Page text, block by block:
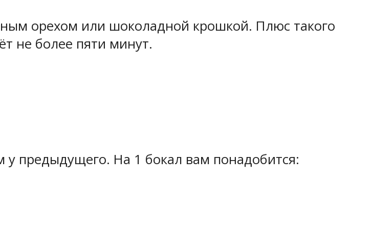
орехом или шоколадной крошкой. Плюс такого
не более пяти минут.
предыдущего. На 1 бокал вам понадобится: